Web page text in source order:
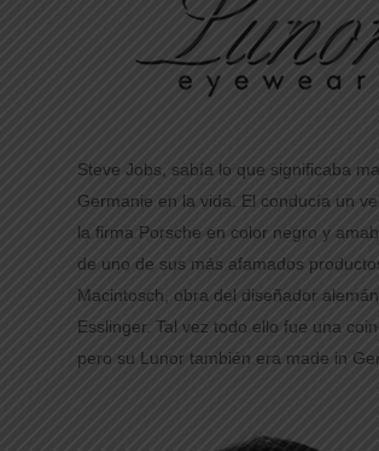
Steve Jobs, sabí­a lo que significaba
Germanie en la vida. El conducía un
la firma Porsche en color negro y
de uno de sus más afamados
Macintosch, obra del diseñador
Esslinger. Tal vez todo ello fue una
pero su Lunor también era made in